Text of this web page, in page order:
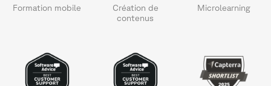
Formation mobile
Création de
contenus
Microlearning